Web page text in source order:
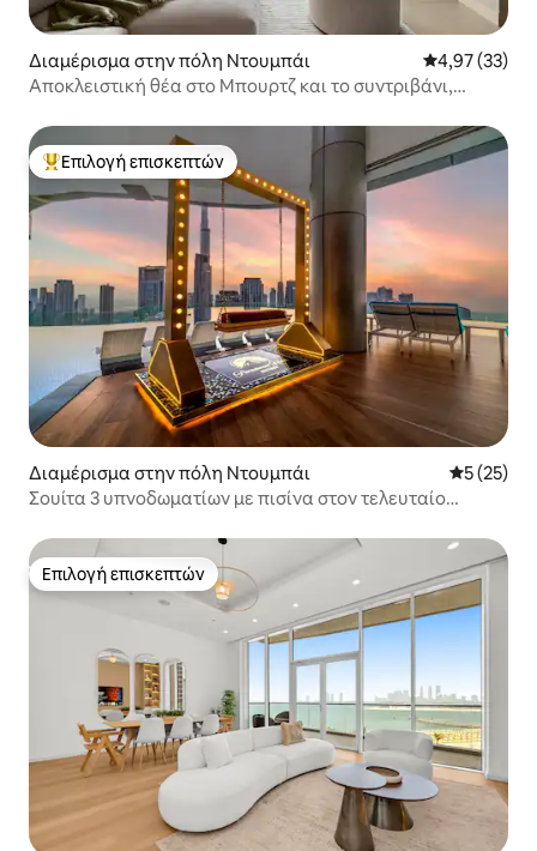
Διαμέρισμα στην πόλη Ντουμπάι Μέση
4,97 (33)
Αποκλειστική θέα στο Μπουρτζ και το συντριβάνι,
Κορυφαία επιλογή επισκεπτών
Επιλογή επισκεπτών
Διαμέρισμα στην πόλη Ντουμπάι Μέση
5 (25)
Σουίτα 3 υπνοδωματίων με πισίνα στον τελευταίο
διαμονή
Επιλογή επισκεπτών
Επιλογή επισκεπτών